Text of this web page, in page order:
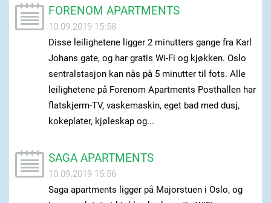
FORENOM APARTMENTS
10.09.2019 15:58
Disse leilighetene ligger 2 minutters gange fra Karl
Johans gate, og har gratis Wi-Fi og kjøkken. Oslo
sentralstasjon kan nås på 5 minutter til fots. Alle
leilighetene på Forenom Apartments Posthallen har
flatskjerm-TV, vaskemaskin, eget bad med dusj,
kokeplater, kjøleskap og...
SAGA APARTMENTS
10.09.2019 15:56
Saga apartments ligger på Majorstuen i Oslo, og